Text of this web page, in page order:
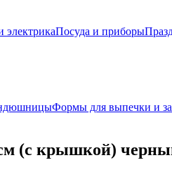
электрикаПосуда и приборы
Формы для выпечки и
(с крышкой)